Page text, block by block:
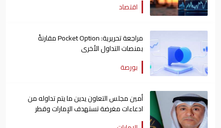
اقتصاد
مراجعة تحريرية: Pocket Option مقارنةً
بمنصات التداول الأخرى
بورصة
أمين مجلس التعاون يدين ما يتم تداوله من
ادعاءات مغرضة تستهدف الإمارات وقطر